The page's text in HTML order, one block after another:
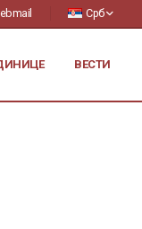
Срб
ВЕСТИ